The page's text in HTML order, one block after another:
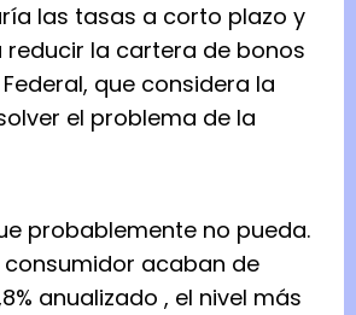
las tasas a corto plazo y
reducir la cartera de bonos
que considera la
el problema de la
probablemente no pueda.
consumidor acaban de
anualizado , el nivel más